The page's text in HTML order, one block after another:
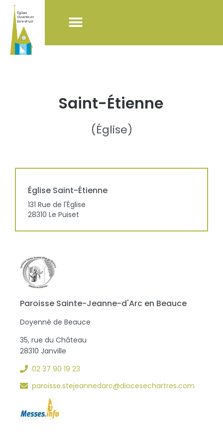
Saint-Étienne
(Église)
Église Saint-Étienne
131 Rue de l'Église
28310 Le Puiset
Paroisse Sainte-Jeanne-d'Arc en Beauce
Doyenné de Beauce
35, rue du Château
28310 Janville
02 37 90 19 23
paroisse.stejeannedarc@diocesechartres.com